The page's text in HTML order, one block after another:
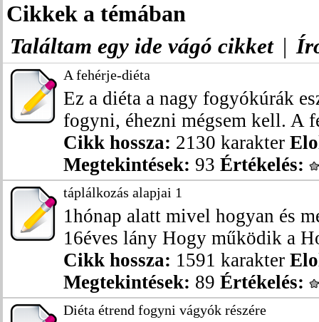
Cikkek a témában
Találtam egy ide vágó cikket
A fehérje-diéta
Ez a diéta a nagy fogyókúrák
fogyni, éhezni mégsem kell. A
Cikk hossza: 2130 karakter
Megtekintések: 93 Értékelés:
táplálkozás alapjai 1
1hónap alatt mivel hogyan és
16éves lány Hogy működik a
Cikk hossza: 1591 karakter
Megtekintések: 89 Értékelés:
Diéta étrend fogyni vágyók részére